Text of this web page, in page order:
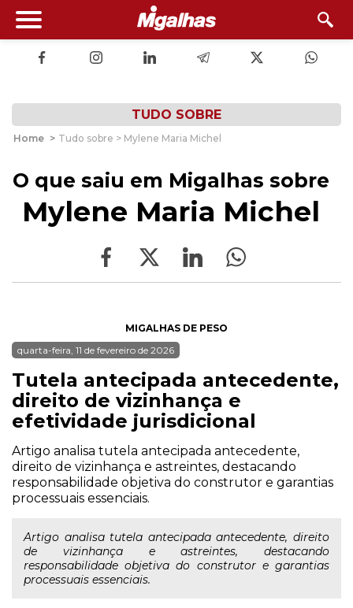
TUDO SOBRE
Home > Tudo sobre > Mylene Maria Michel
O que saiu em Migalhas sobre
Mylene Maria Michel
MIGALHAS DE PESO
quarta-feira, 11 de fevereiro de 2026
Tutela antecipada antecedente,
direito de vizinhança e
efetividade jurisdicional
Artigo analisa tutela antecipada antecedente,
direito de vizinhança e astreintes, destacando
responsabilidade objetiva do construtor e garantias
processuais essenciais.
Artigo analisa tutela antecipada antecedente, direito
de vizinhança e astreintes, destacando
responsabilidade objetiva do construtor e garantias
processuais essenciais.